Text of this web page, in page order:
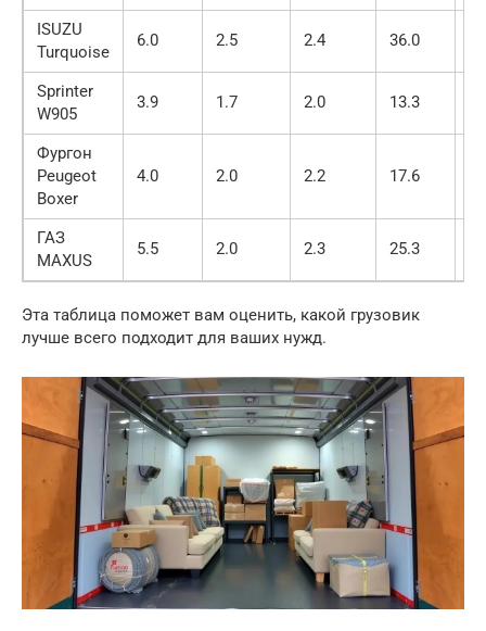
ISUZU
Turquoise
6.0 2.5 2.4 36.0
Sprinter
W905
3.9 1.7 2.0 13.3
Фургон
Peugeot
Boxer
4.0 2.0 2.2 17.6
ГАЗ
MAXUS
5.5 2.0 2.3 25.3
Эта таблица поможет вам оценить, какой грузовик
лучше всего подходит для ваших нужд.